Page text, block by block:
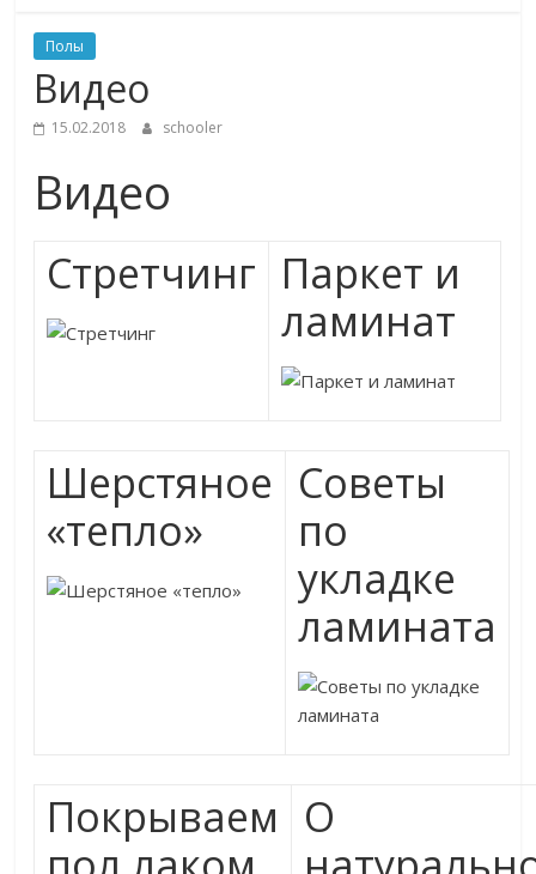
Полы
Видео
15.02.2018 schooler
Видео
Стретчинг Паркет и
ламинат
Шерстяное
«тепло»
Советы
по
укладке
ламината
Покрываем О